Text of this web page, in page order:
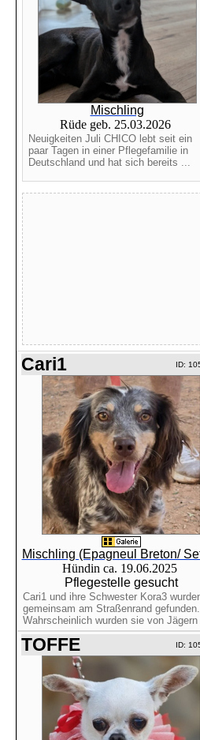
Mischling
Rüde geb. 25.03.2026
Neuigkeiten Juli CHICO lebt seit ein
paar Tagen in einer Pflegefamilie in
Deutschland und hat sich bereits ...
Cari1 ID:
Mischling (Epagneul Breton/
Hündin ca. 19.06.2025
Pflegestelle gesucht
Cari1 und ihre Schwester Kora3
gemeinsam am Straßenrand gefunden.
Wahrscheinlich wurden sie von Jägern
TOFFE ID: